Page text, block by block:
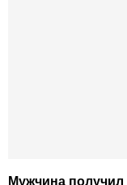
Мужчина получил